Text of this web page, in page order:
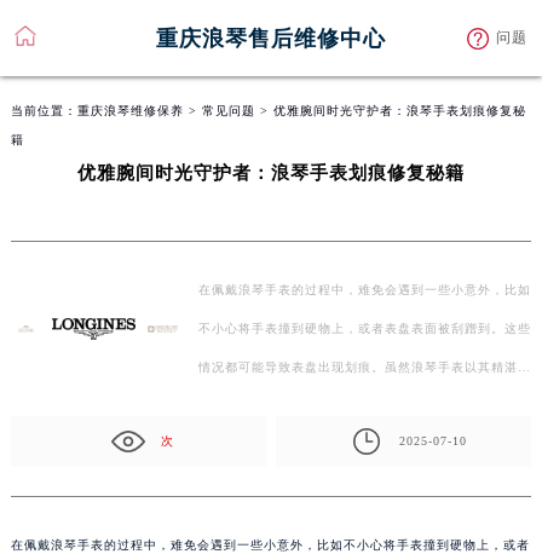
重庆浪琴售后维修中心 问题
当前位置： 重庆浪琴维修保养 > 常见问题 > 优雅腕间时光守护者：浪琴手表划痕修复秘
籍
优雅腕间时光守护者：浪琴手表划痕修复秘籍
在佩戴浪琴手表的过程中，难免会遇到一些小意外，比如
不小心将手表撞到硬物上，或者表盘表面被刮蹭到。这些
情况都可能导致表盘出现划痕。虽然浪琴手表以其精湛…
次 2025-07-10
在佩戴浪琴手表的过程中，难免会遇到一些小意外，比如不小心将手表撞到硬物上，或者